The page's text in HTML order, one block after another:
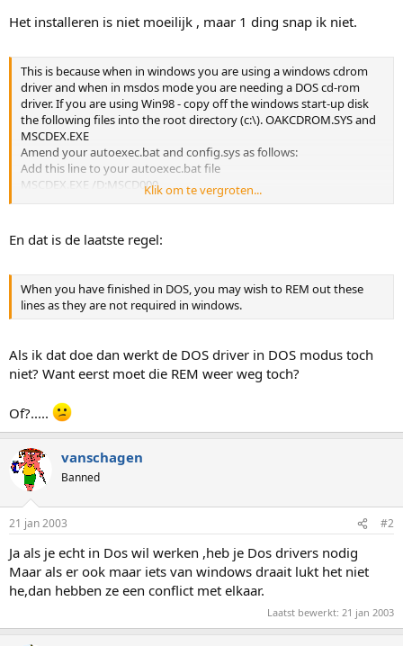
t
r
Het installeren is niet moeilijk , maar 1 ding snap ik niet.
This is because when in windows you are using a windows cdrom
driver and when in msdos mode you are needing a DOS cd-rom
driver. If you are using Win98 - copy off the windows start-up disk
the following files into the root directory (c:\). OAKCDROM.SYS and
MSCDEX.EXE
Amend your autoexec.bat and config.sys as follows:
Add this line to your autoexec.bat file
MSCDEX.EXE /D:MSCD000
Add this line to your config.sys file
This should work with most IDE CDROMS but if it does not then you
need to find the correct CDROM driver off the internet. You would
make the line read as follows:
device=correctdrv.sys /D:MSCD000
When you have finished in DOS, you may wish to REM out these
Klik om te vergroten...
En dat is de laatste regel:
When you have finished in DOS, you may wish to REM out these
lines as they are not required in windows.
Als ik dat doe dan werkt de DOS driver in DOS modus toch
niet? Want eerst moet die REM weer weg toch?
Of?.....
vanschagen
Banned
21 jan 2003 #2
Ja als je echt in Dos wil werken ,heb je Dos drivers nodig
Maar als er ook maar iets van windows draait lukt het niet
he,dan hebben ze een conflict met elkaar.
Laatst bewerkt: 21 jan 2003